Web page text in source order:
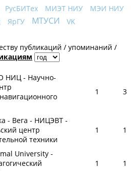
РусБИТех МИЭТ НИУ
МЭИ НИУ
ЯрГУ МТУСИ VK
публикаций / упоминаний /
НИЦ - Научно-
1 3
- Вега - НИЦЭВТ -
центр
техники
1 1
University -
1 1